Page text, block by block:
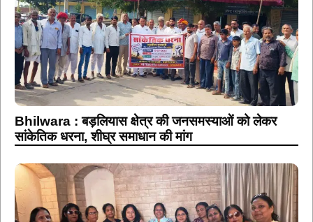
Bhilwara : बड़लियास क्षेत्र की जनसमस्याओं को लेकर
सांकेतिक धरना, शीघ्र समाधान की मांग